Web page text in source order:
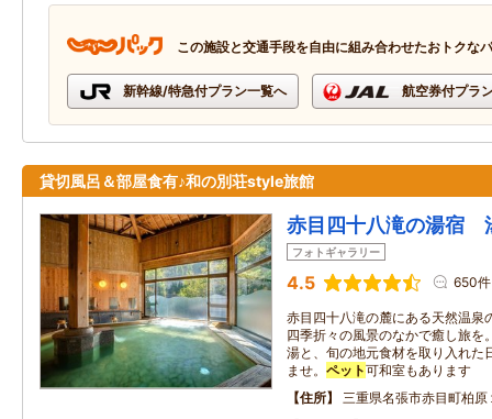
この施設と交通手段を自由に組み合わせたおトクな
新幹線/特急付プラン一覧へ 航空券付プラ
貸切風呂＆部屋食有♪和の別荘style旅館
赤目四十八滝の湯宿
フォトギャラリー
4.5 650件
赤目四十八滝の麓にある天然温泉
四季折々の風景のなかで癒し旅を
湯と、旬の地元食材を取り入れた
ませ。 ペット可和室もあります
住所
三重県名張市赤目町柏原